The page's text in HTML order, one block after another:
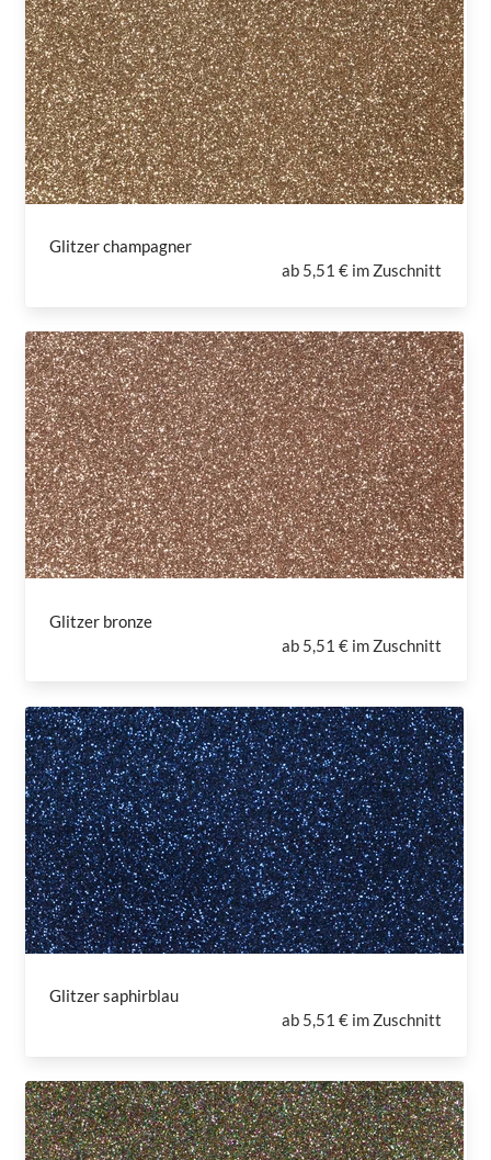
Glitzer champagner
ab 5,51 € im Zuschnitt
Glitzer bronze
ab 5,51 € im Zuschnitt
Glitzer saphirblau
ab 5,51 € im Zuschnitt